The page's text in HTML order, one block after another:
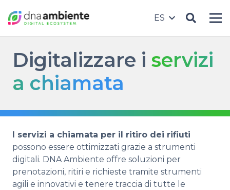
ES
Digitalizzare i servizi
a chiamata
I servizi a chiamata per il ritiro dei rifiuti
possono essere ottimizzati grazie a strumenti
digitali. DNA Ambiente offre soluzioni per
prenotazioni, ritiri e richieste tramite strumenti
agili e innovativi e tenere traccia di tutte le